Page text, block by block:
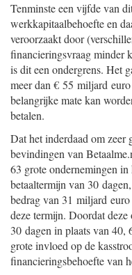
Tenminste een vijfde van
werkkapitaalbehoefte en
veroorzaakt door
financieringsvraag minder
is dit een ondergrens. Het
meer dan € 55 miljard
belangrijke mate kan
betalen.
Dat het inderdaad om zeer
bevindingen van
63 grote ondernemingen in
betaaltermijn van 30
bedrag van 31 miljard
deze termijn. Doordat
30 dagen in plaats van 40,
grote invloed op de
financieringsbehoefte van